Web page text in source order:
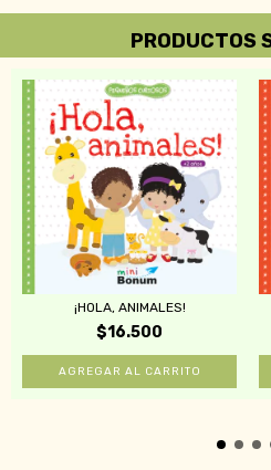
PRODUCTOS
¡HOLA, ANIMALES!
$16.500